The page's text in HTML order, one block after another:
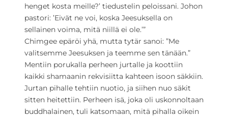
henget kosta meille?’ tiedustelin peloissani. Johon
pastori: ’Eivät ne voi, koska Jeesuksella on
sellainen voima, mitä niillä ei ole.’”
Chimgee epäröi yhä, mutta tytär sanoi: ”Me
valitsemme Jeesuksen ja teemme sen tänään.”
Mentiin porukalla perheen jurtalle ja koottiin
kaikki shamaanin rekvisiitta kahteen isoon säkkiin.
Jurtan pihalle tehtiin nuotio, ja siihen nuo säkit
sitten heitettiin. Perheen isä, joka oli uskonnoltaan
buddhalainen, tuli katsomaan, mitä pihalla oikein